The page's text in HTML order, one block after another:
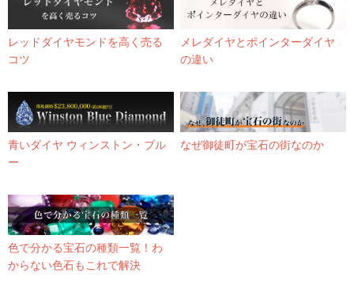
レッドダイヤモンドを高く売る
コツ
メレダイヤとポインターダイヤ
の違い
青いダイヤ ウィンストン・ブル
ー
なぜ御徒町が宝石の街なのか
色で分かる宝石の種類一覧！わ
からない色石もこれで解決